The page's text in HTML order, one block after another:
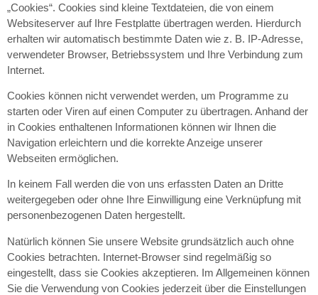
„Cookies“. Cookies sind kleine Textdateien, die von einem
Websiteserver auf Ihre Festplatte übertragen werden. Hierdurch
erhalten wir automatisch bestimmte Daten wie z. B. IP-Adresse,
verwendeter Browser, Betriebssystem und Ihre Verbindung zum
Internet.
Cookies können nicht verwendet werden, um Programme zu
starten oder Viren auf einen Computer zu übertragen. Anhand der
in Cookies enthaltenen Informationen können wir Ihnen die
Navigation erleichtern und die korrekte Anzeige unserer
Webseiten ermöglichen.
In keinem Fall werden die von uns erfassten Daten an Dritte
weitergegeben oder ohne Ihre Einwilligung eine Verknüpfung mit
personenbezogenen Daten hergestellt.
Natürlich können Sie unsere Website grundsätzlich auch ohne
Cookies betrachten. Internet-Browser sind regelmäßig so
eingestellt, dass sie Cookies akzeptieren. Im Allgemeinen können
Sie die Verwendung von Cookies jederzeit über die Einstellungen